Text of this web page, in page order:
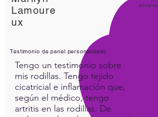
questions regarding the field
of quantum biofeedback and
the use of the app, as well as,
other biofeedback devices.
This is required for those
seeking certification, but the
class is open to all users of
the iNfinity App, regardless of
Lamoure
ux
encanta
Testimonio de panel personalizado
Tengo un testimonio sobre
mis rodillas. Tengo tejido
cicatricial e inflamación que,
según el médico, tengo
artritis en las rodillas. De